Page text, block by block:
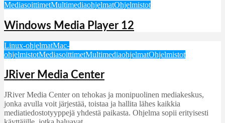
MediasoittimetMultimediaohjelmatOhjelmistot
Windows Media Player 12
Linux-ohjelmatMac-
ohjelmistotMediasoittimetMultimediaohjelmatOhjelmistot
JRiver Media Center
JRiver Media Center on tehokas ja monipuolinen mediakeskus,
jonka avulla voit järjestää, toistaa ja hallita lähes kaikkia
mediatiedostotyyppejä yhdestä paikasta. Ohjelma sopii erityisesti